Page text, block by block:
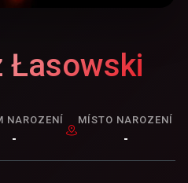
Łasowski
NAROZENÍ
-
MÍSTO NAROZENÍ
-